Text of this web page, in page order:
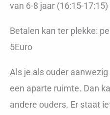
van 6-8 jaar (16:15-17:15)
Betalen kan ter plekke:
5Euro
Als je als ouder
een aparte ruimte. Dan
andere ouders. Er staat